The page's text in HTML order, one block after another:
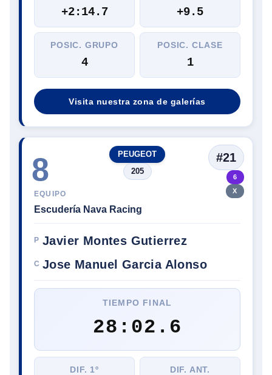
+2:14.7 +9.5
POSIC. GRUPO
4
POSIC. CLASE
1
Visita nuestra zona de galerías
8 #21
6
X
EQUIPO
Escudería Nava Racing
PEUGEOT
205
P Javier Montes Gutierrez
C Jose Manuel Garcia Alonso
TIEMPO FINAL
28:02.6
DIF. 1º DIF. ANT.